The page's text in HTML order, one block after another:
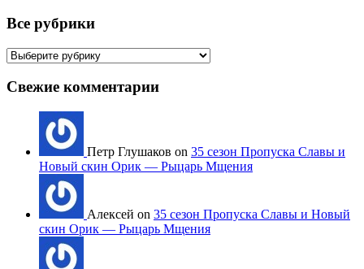
Все рубрики
Все
Свежие комментарии
Петр Глушаков on 35 сезон Пропуска Славы и
Новый скин Орик — Рыцарь Мщения
Алексей on 35 сезон Пропуска Славы и Новый
скин Орик — Рыцарь Мщения